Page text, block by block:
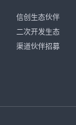
信创生态伙伴
二次开发生态
渠道伙伴招募